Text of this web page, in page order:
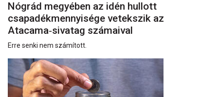
Nógrád megyében az idén hullott
csapadékmennyisége vetekszik az
Atacama‑sivatag számaival
Erre senki nem számított.